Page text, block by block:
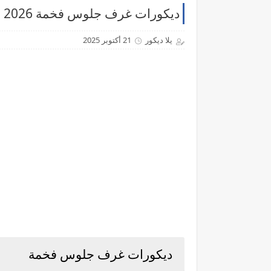
ديكورات غرف جلوس فخمة 2026 لمسة راقية بطابع خليجي فاخر - موقع يلا ديكور
يلا ديكور 21 أكتوبر 2025
ديكورات غرف جلوس فخمة